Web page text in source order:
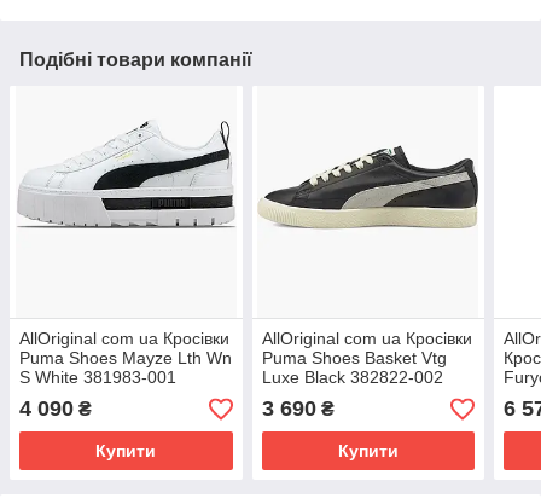
Подібні товари компанії
AllOriginal com ua Кросівки
Puma Shoes Mayze Lth Wn
S White 381983-001
РОЗМІРИ ЗАПИТУЙТЕ
4 090 ₴
Купити
AllOriginal com ua Кросівки
Puma Shoes Basket Vtg
Luxe Black 382822-002
РОЗМІРИ ЗАПИТУЙТЕ
3 690₴
Купити
001
6